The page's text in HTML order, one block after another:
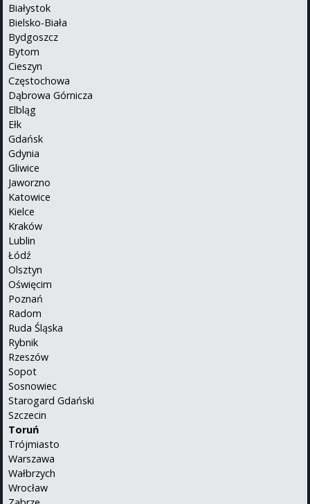
Białystok
Bielsko-Biała
Bydgoszcz
Bytom
Cieszyn
Częstochowa
Dąbrowa Górnicza
Elbląg
Ełk
Gdańsk
Gdynia
Gliwice
Jaworzno
Katowice
Kielce
Kraków
Lublin
Łódź
Olsztyn
Oświęcim
Poznań
Radom
Ruda Śląska
Rybnik
Rzeszów
Sopot
Sosnowiec
Starogard Gdański
Szczecin
Toruń
Trójmiasto
Warszawa
Wałbrzych
Wrocław